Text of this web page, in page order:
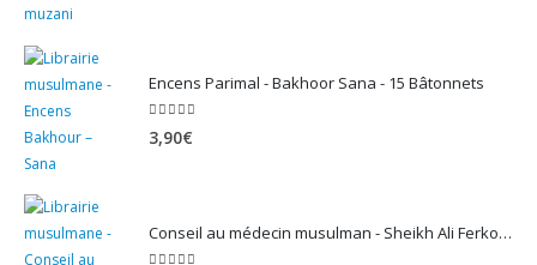
Encens Parimal - Bakhoor Sana - 15 Bâtonnets
5.00sur 5
3,90€
Conseil au médecin musulman - Sheikh Ali Ferkous